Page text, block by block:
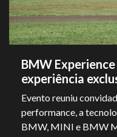
BMW
experiência
Evento reuniu
performance, a
BMW, MINI e BMW